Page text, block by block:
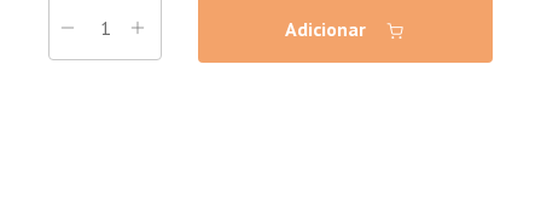
Adicionar